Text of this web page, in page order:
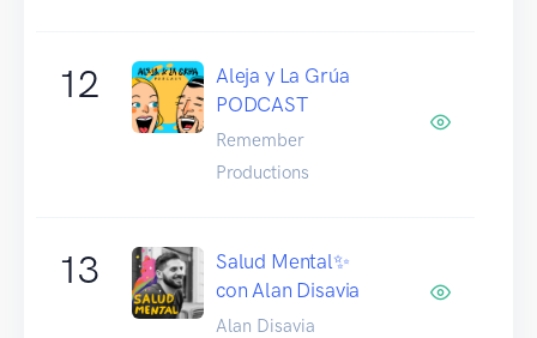
12
Aleja y La Grúa
PODCAST
Remember
Productions
13
Salud Mental✨
con Alan Disavia
Alan Disavia